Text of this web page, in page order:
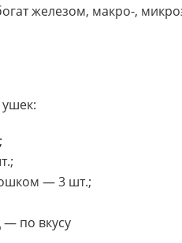
железом, макро-,
— 3 шт.;
по вкусу